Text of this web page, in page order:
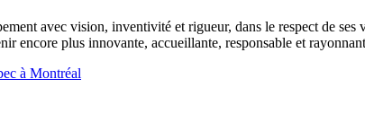
avec vision, inventivité et rigueur, dans le respect de
encore plus innovante, accueillante, responsable et
à Montréal